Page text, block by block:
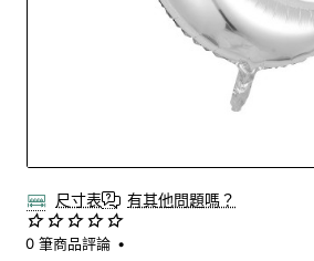
尺寸表 有其他問題嗎？
0 筆商品評論 •